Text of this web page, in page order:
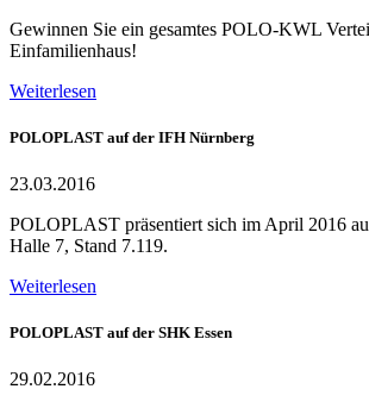
Gewinnen Sie ein gesamtes POLO-KWL
Einfamilienhaus!
Weiterlesen
POLOPLAST auf der IFH Nürnberg
23.03.2016
POLOPLAST präsentiert sich im April 2016
Halle 7, Stand 7.119.
Weiterlesen
POLOPLAST auf der SHK Essen
29.02.2016